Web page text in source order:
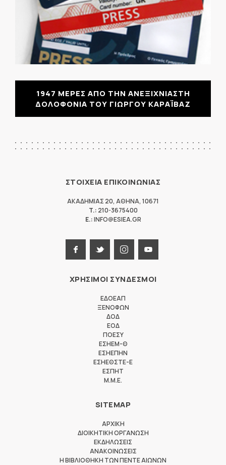
1947 ΜΕΡΕΣ ΑΠΟ ΤΗΝ ΑΝΕΞΙΧΝΙΑΣΤΗ
ΔΟΛΟΦΟΝΙΑ ΤΟΥ ΓΙΩΡΓΟΥ ΚΑΡΑΪΒΑΖ
ΣΤΟΙΧΕΙΑ ΕΠΙΚΟΙΝΩΝΙΑΣ
ΑΚΑΔΗΜΙΑΣ 20, ΑΘΗΝΑ, 10671
T.: 210-3675400
E.:INFO@ESIEA.GR
ΧΡΗΣΙΜΟΙ ΣΥΝΔΕΣΜΟΙ
ΕΔΟΕΑΠ
ΞΕΝΟΦΩΝ
ΔΟΔ
ΕΟΔ
ΠΟΕΣΥ
ΕΣΗΕΜ-Θ
ΕΣΗΕΠΗΝ
ΕΣΗΕΘΣΤΕ-Ε
ΕΣΠΗΤ
M.M.E.
SITEMAP
ΑΡΧΙΚΗ
ΔΙΟΙΚΗΤΙΚΗ ΟΡΓΑΝΩΣΗ
ΕΚΔΗΛΩΣΕΙΣ
ΑΝΑΚΟΙΝΩΣΕΙΣ
Η ΒΙΒΛΙΟΘΗΚΗ ΤΩΝ ΠΕΝΤΕ ΑΙΩΝΩΝ